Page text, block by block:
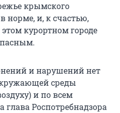
крымского
норме, и, к счастью,
курортном городе
и нарушений нет
среды
и по всем
глава Роспотребнадзора